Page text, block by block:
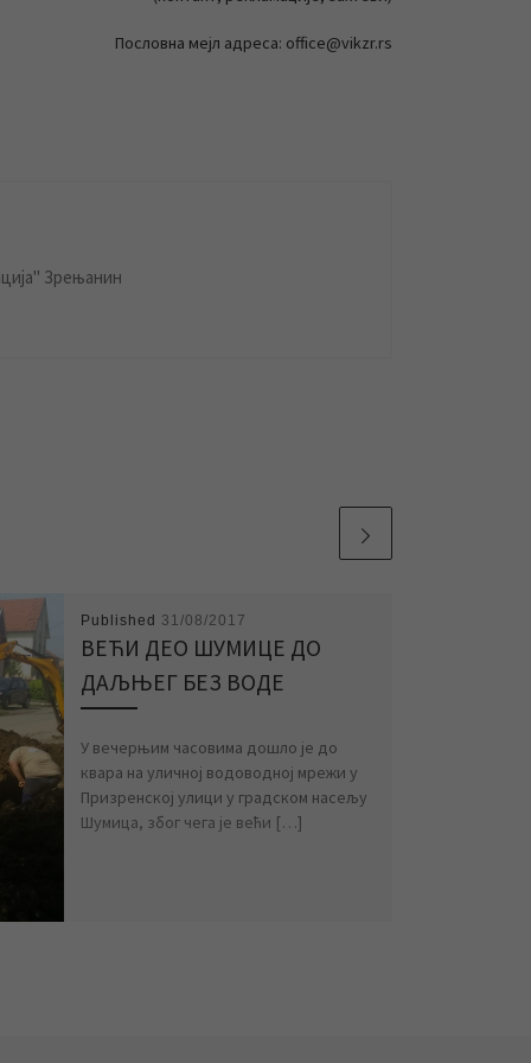
Зрењанин
Published 31/08/2017
ВЕЋИ ДЕО ШУМИЦЕ ДО
ДАЉЊЕГ БЕЗ ВОДЕ
У вечерњим часовима дошло је до
квара на уличној водоводној мрежи у
Призренској улици у градском насељу
Шумица, због чега је већи […]
Пословна мејл адреса: office@vikzr.rs